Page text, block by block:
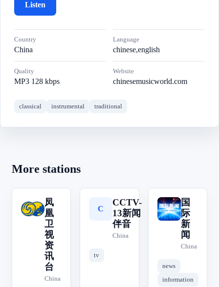
Listen
Country
China
Language
chinese,english
Quality
MP3 128 kbps
Website
chinesemusicworld.com
classical instrumental traditional
More stations
凤
凤
凰
卫
视
资
讯
台
China
C
CCTV-
13新闻
伴音
China
tv
国
国
际
新
闻
China
news
information